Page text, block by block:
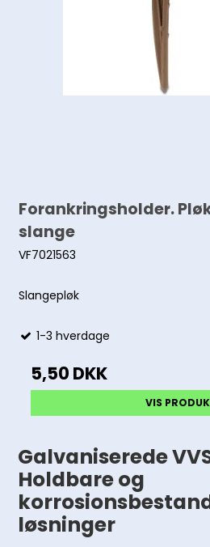
Forankringsholder.
slange
VF7021563
Slangepløk
1-3 hverdage
5,50 DKK
VIS
Galvaniserede
Holdbare og
løsninger